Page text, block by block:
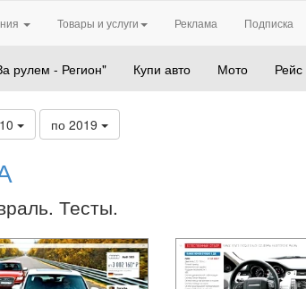
Товары и услуги Реклама Подписка
рулем - Регион" Купи авто Мото Рейс
по 2019
Тесты.